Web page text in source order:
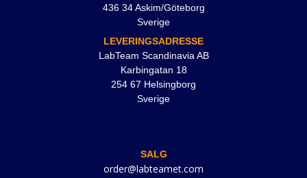
436 34 Askim/Göteborg
Sverige
LEVERINGSADRESSE
LabTeam Scandinavia AB
Karbingatan 18
254 67 Helsingborg
Sverige
SALG
order@labteamet.com